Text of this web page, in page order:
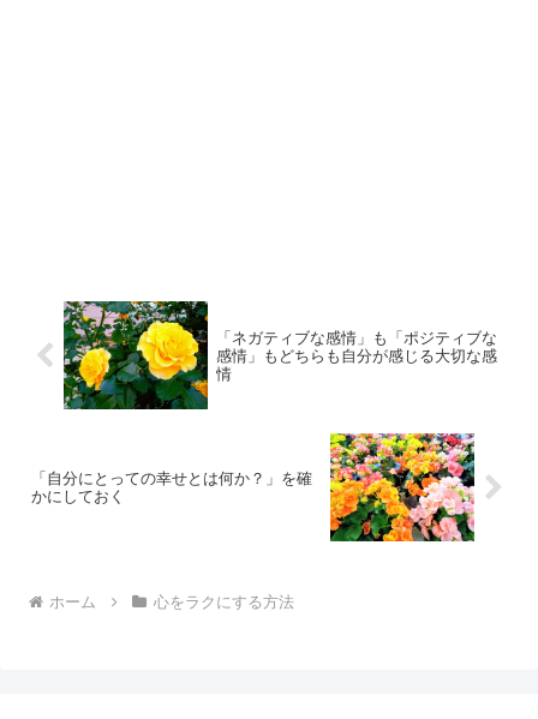
「ネガティブな感情」も「ポジティブな
感情」もどちらも自分が感じる大切な感
情
「自分にとっての幸せとは何か？」を確
かにしておく
ホーム 心をラクにする方法